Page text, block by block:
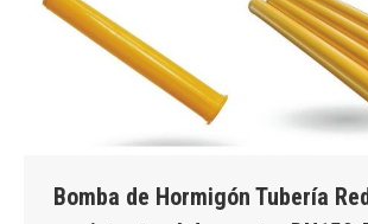
Bomba de Hormigón Tubería